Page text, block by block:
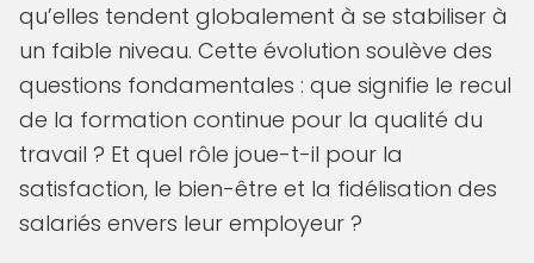
qu’elles tendent globalement à se stabiliser à
un faible niveau. Cette évolution soulève des
questions fondamentales : que signifie le recul
de la formation continue pour la qualité du
travail ? Et quel rôle joue-t-il pour la
satisfaction, le bien-être et la fidélisation des
salariés envers leur employeur ?